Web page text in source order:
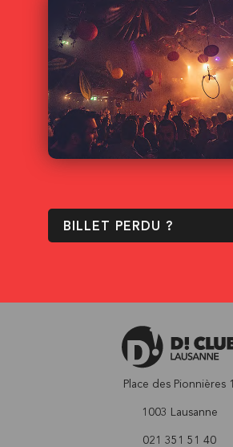
BILLET PERDU ?
Place des Pionnières 1
1003 Lausanne
021 351 51 40